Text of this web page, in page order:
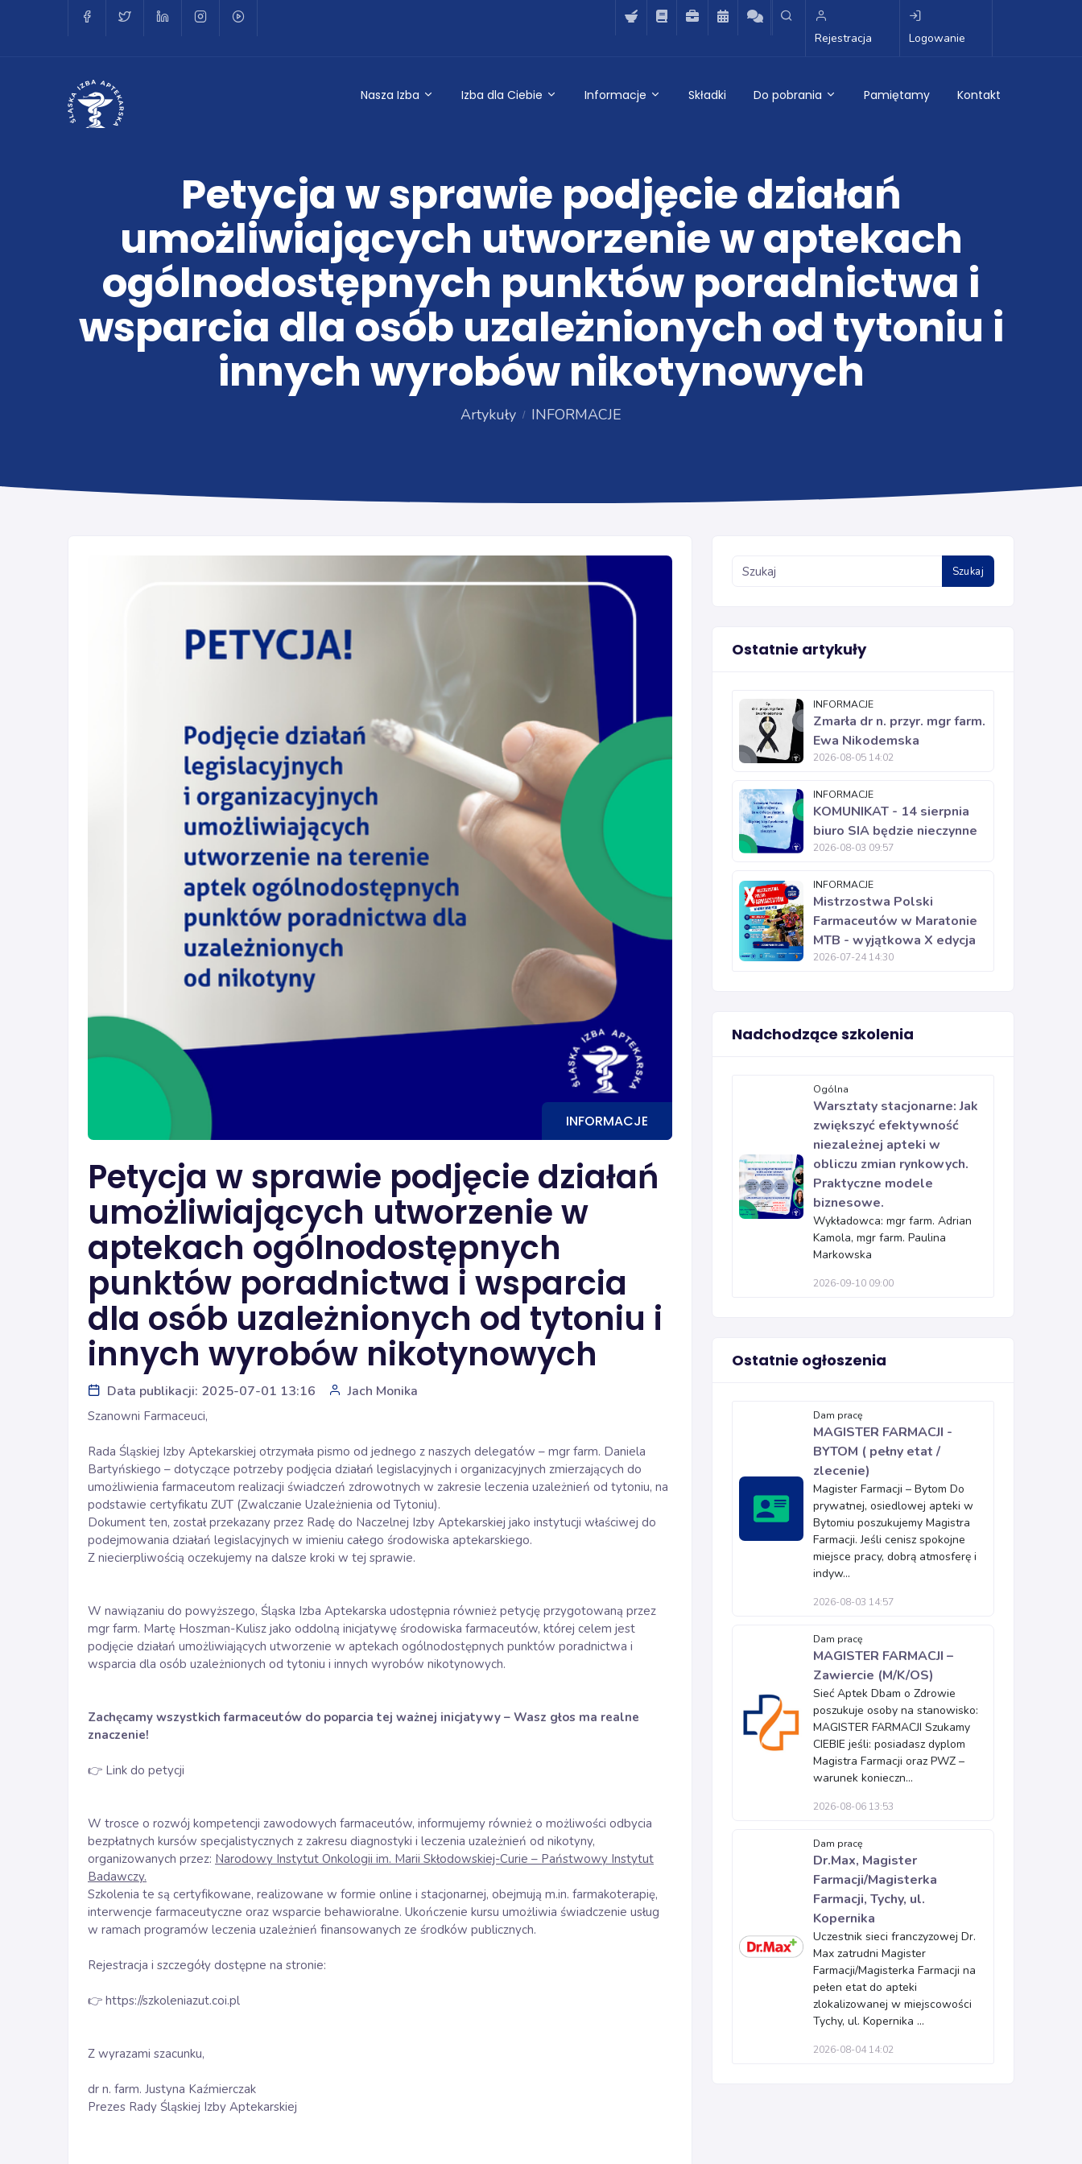
Rejestracja Logowanie
Nasza Izba Izba dla Ciebie Informacje Składki Do pobrania Pamiętamy Kontakt
Petycja w sprawie podjęcie działań
umożliwiających utworzenie w aptekach
ogólnodostępnych punktów poradnictwa i
wsparcia dla osób uzależnionych od tytoniu i
innych wyrobów nikotynowych
Artykuły INFORMACJE
INFORMACJE
Petycja w sprawie podjęcie działań
umożliwiających utworzenie w
aptekach ogólnodostępnych
punktów poradnictwa i wsparcia
dla osób uzależnionych od tytoniu i
innych wyrobów nikotynowych
Data publikacji: 2025-07-01 13:16 Jach Monika
Szanowni Farmaceuci,
Rada Śląskiej Izby Aptekarskiej otrzymała pismo od jednego z naszych delegatów – mgr farm. Daniela
Bartyńskiego – dotyczące potrzeby podjęcia działań legislacyjnych i organizacyjnych zmierzających do
umożliwienia farmaceutom realizacji świadczeń zdrowotnych w zakresie leczenia uzależnień od tytoniu, na
podstawie certyfikatu ZUT (Zwalczanie Uzależnienia od Tytoniu).
Dokument ten, został przekazany przez Radę do Naczelnej Izby Aptekarskiej jako instytucji właściwej do
podejmowania działań legislacyjnych w imieniu całego środowiska aptekarskiego.
Z niecierpliwością oczekujemy na dalsze kroki w tej sprawie.
W nawiązaniu do powyższego, Śląska Izba Aptekarska udostępnia również petycję przygotowaną przez
mgr farm. Martę Hoszman-Kulisz jako oddolną inicjatywę środowiska farmaceutów, której celem jest
podjęcie działań umożliwiających utworzenie w aptekach ogólnodostępnych punktów poradnictwa i
wsparcia dla osób uzależnionych od tytoniu i innych wyrobów nikotynowych.
Zachęcamy wszystkich farmaceutów do poparcia tej ważnej inicjatywy – Wasz głos ma realne
znaczenie!
👉 Link do petycji
W trosce o rozwój kompetencji zawodowych farmaceutów, informujemy również o możliwości odbycia
bezpłatnych kursów specjalistycznych z zakresu diagnostyki i leczenia uzależnień od nikotyny,
organizowanych przez: Narodowy Instytut Onkologii im. Marii Skłodowskiej-Curie – Państwowy Instytut
Badawczy.
Szkolenia te są certyfikowane, realizowane w formie online i stacjonarnej, obejmują m.in. farmakoterapię,
interwencje farmaceutyczne oraz wsparcie behawioralne. Ukończenie kursu umożliwia świadczenie usług
w ramach programów leczenia uzależnień finansowanych ze środków publicznych.
Rejestracja i szczegóły dostępne na stronie:
👉 https://szkoleniazut.coi.pl
Z wyrazami szacunku,
dr n. farm. Justyna Kaźmierczak
Prezes Rady Śląskiej Izby Aptekarskiej
Szukaj
Ostatnie artykuły
INFORMACJE
Zmarła dr n. przyr. mgr farm.
Ewa Nikodemska
2026-08-05 14:02
INFORMACJE
KOMUNIKAT - 14 sierpnia
biuro SIA będzie nieczynne
2026-08-03 09:57
INFORMACJE
Mistrzostwa Polski
Farmaceutów w Maratonie
MTB - wyjątkowa X edycja
2026-07-24 14:30
Nadchodzące szkolenia
Ogólna
Warsztaty stacjonarne: Jak
zwiększyć efektywność
niezależnej apteki w
obliczu zmian rynkowych.
Praktyczne modele
biznesowe.
Wykładowca: mgr farm. Adrian
Kamola, mgr farm. Paulina
Markowska
2026-09-10 09:00
Ostatnie ogłoszenia
Dam pracę
MAGISTER FARMACJI -
BYTOM ( pełny etat /
zlecenie)
Magister Farmacji – Bytom Do
prywatnej, osiedlowej apteki w
Bytomiu poszukujemy Magistra
Farmacji. Jeśli cenisz spokojne
miejsce pracy, dobrą atmosferę i
indyw...
2026-08-03 14:57
Dam pracę
MAGISTER FARMACJI –
Zawiercie (M/K/OS)
Sieć Aptek Dbam o Zdrowie
poszukuje osoby na stanowisko:
MAGISTER FARMACJI Szukamy
CIEBIE jeśli: posiadasz dyplom
Magistra Farmacji oraz PWZ –
warunek konieczn...
2026-08-06 13:53
Dam pracę
Dr.Max, Magister
Farmacji/Magisterka
Farmacji, Tychy, ul.
Kopernika
Uczestnik sieci franczyzowej Dr.
Max zatrudni Magister
Farmacji/Magisterka Farmacji na
pełen etat do apteki
zlokalizowanej w miejscowości
Tychy, ul. Kopernika ...
2026-08-04 14:02